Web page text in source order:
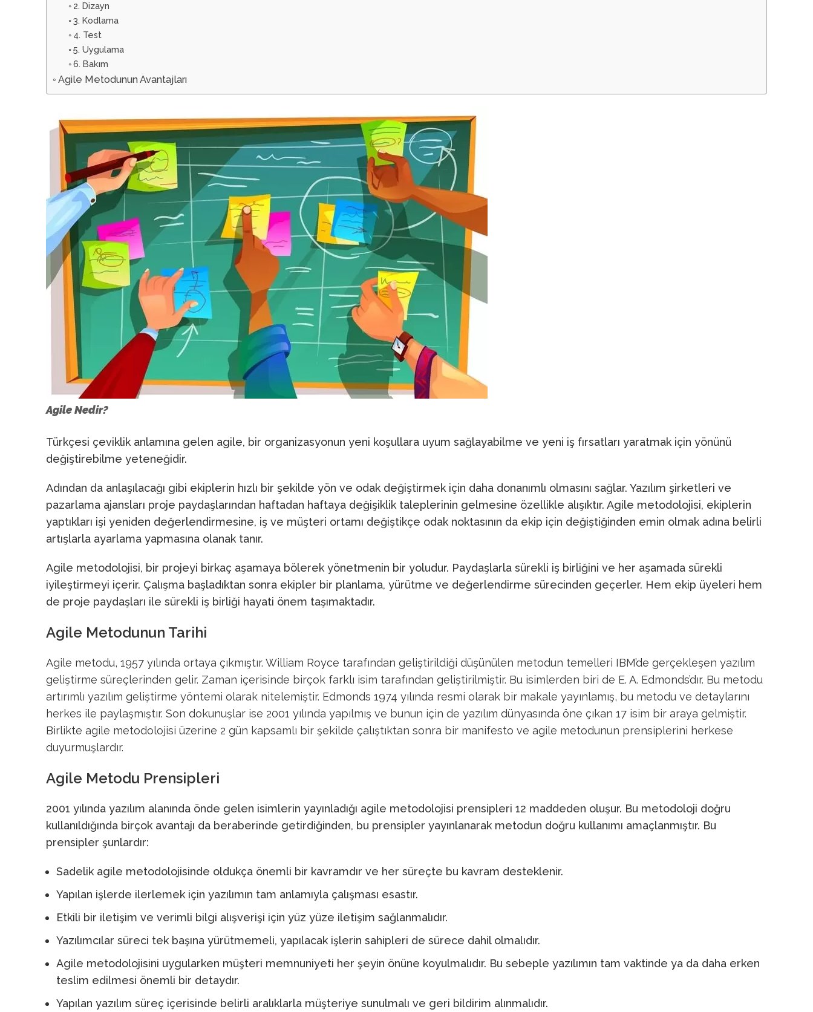
2. Dizayn
3. Kodlama
4. Test
5. Uygulama
6. Bakım
Agile Metodunun Avantajları
Agile Nedir?
Türkçesi çeviklik anlamına gelen agile, bir organizasyonun yeni koşullara uyum sağlayabilme ve yeni iş fırsatları yaratmak için yönünü
değiştirebilme yeteneğidir.
Adından da anlaşılacağı gibi ekiplerin hızlı bir şekilde yön ve odak değiştirmek için daha donanımlı olmasını sağlar. Yazılım şirketleri ve
pazarlama ajansları proje paydaşlarından haftadan haftaya değişiklik taleplerinin gelmesine özellikle alışıktır. Agile metodolojisi, ekiplerin
yaptıkları işi yeniden değerlendirmesine, iş ve müşteri ortamı değiştikçe odak noktasının da ekip için değiştiğinden emin olmak adına belirli
artışlarla ayarlama yapmasına olanak tanır.
Agile metodolojisi, bir projeyi birkaç aşamaya bölerek yönetmenin bir yoludur. Paydaşlarla sürekli iş birliğini ve her aşamada sürekli
iyileştirmeyi içerir. Çalışma başladıktan sonra ekipler bir planlama, yürütme ve değerlendirme sürecinden geçerler. Hem ekip üyeleri hem
de proje paydaşları ile sürekli iş birliği hayati önem taşımaktadır.
Agile Metodunun Tarihi
Agile metodu, 1957 yılında ortaya çıkmıştır. William Royce tarafından geliştirildiği düşünülen metodun temelleri IBM’de gerçekleşen yazılım
geliştirme süreçlerinden gelir. Zaman içerisinde birçok farklı isim tarafından geliştirilmiştir. Bu isimlerden biri de E. A. Edmonds’dır. Bu metodu
artırımlı yazılım geliştirme yöntemi olarak nitelemiştir. Edmonds 1974 yılında resmi olarak bir makale yayınlamış, bu metodu ve detaylarını
herkes ile paylaşmıştır. Son dokunuşlar ise 2001 yılında yapılmış ve bunun için de yazılım dünyasında öne çıkan 17 isim bir araya gelmiştir.
Birlikte agile metodolojisi üzerine 2 gün kapsamlı bir şekilde çalıştıktan sonra bir manifesto ve agile metodunun prensiplerini herkese
duyurmuşlardır.
Agile Metodu Prensipleri
2001 yılında yazılım alanında önde gelen isimlerin yayınladığı agile metodolojisi prensipleri 12 maddeden oluşur. Bu metodoloji doğru
kullanıldığında birçok avantajı da beraberinde getirdiğinden, bu prensipler yayınlanarak metodun doğru kullanımı amaçlanmıştır. Bu
prensipler şunlardır:
Sadelik agile metodolojisinde oldukça önemli bir kavramdır ve her süreçte bu kavram desteklenir.
Yapılan işlerde ilerlemek için yazılımın tam anlamıyla çalışması esastır.
Etkili bir iletişim ve verimli bilgi alışverişi için yüz yüze iletişim sağlanmalıdır.
Yazılımcılar süreci tek başına yürütmemeli, yapılacak işlerin sahipleri de sürece dahil olmalıdır.
Agile metodolojisini uygularken müşteri memnuniyeti her şeyin önüne koyulmalıdır. Bu sebeple yazılımın tam vaktinde ya da daha erken
teslim edilmesi önemli bir detaydır.
Yapılan yazılım süreç içerisinde belirli aralıklarla müşteriye sunulmalı ve geri bildirim alınmalıdır.